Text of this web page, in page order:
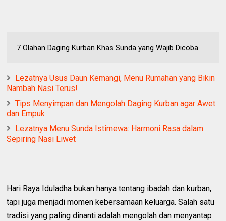
7 Olahan Daging Kurban Khas Sunda yang Wajib Dicoba
Lezatnya Usus Daun Kemangi, Menu Rumahan yang Bikin
Nambah Nasi Terus!
Tips Menyimpan dan Mengolah Daging Kurban agar Awet
dan Empuk
Lezatnya Menu Sunda Istimewa: Harmoni Rasa dalam
Sepiring Nasi Liwet
Hari Raya Iduladha bukan hanya tentang ibadah dan kurban,
tapi juga menjadi momen kebersamaan keluarga. Salah satu
tradisi yang paling dinanti adalah mengolah dan menyantap